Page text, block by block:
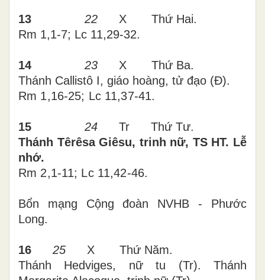
13 22 X Thứ Hai.
Rm 1,1-7; Lc 11,29-32.
14 23 X Thứ Ba.
Thánh Callistô I, giáo hoàng, tử đạo (Đ).
Rm 1,16-25; Lc 11,37-41.
15 24 Tr Thứ Tư.
Thánh Têrêsa Giêsu, trinh nữ, TS HT. Lễ
nhớ.
Rm 2,1-11; Lc 11,42-46.
Bổn mạng Cộng đoàn NVHB - Phước
Long.
16 25 X Thứ Năm.
Thánh Hedviges, nữ tu (Tr). Thánh